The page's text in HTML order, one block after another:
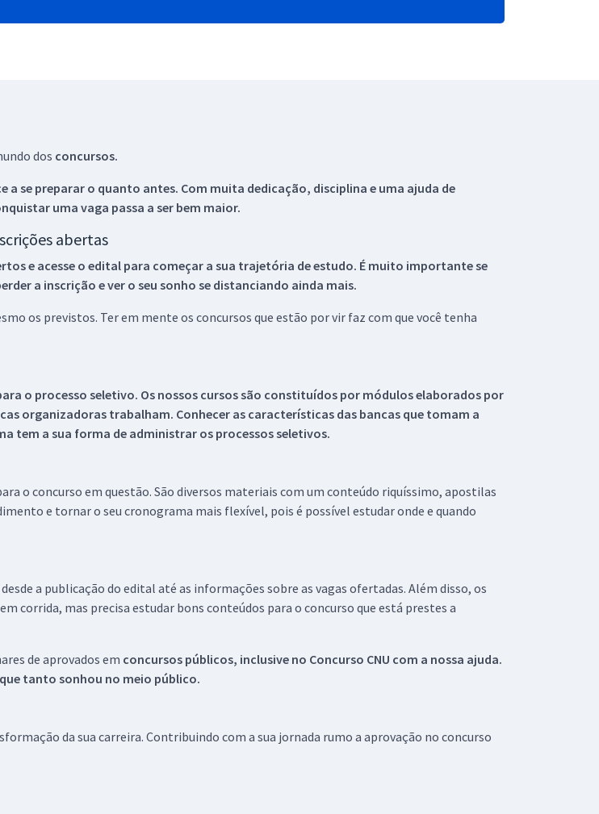
dos concursos.
a se preparar o quanto antes. Com muita dedicação, disciplina e uma ajuda de
uma vaga passa a ser bem maior.
abertas
e acesse o edital para começar a sua trajetória de estudo. É muito importante se
a inscrição e ver o seu sonho se distanciando ainda mais.
os previstos. Ter em mente os concursos que estão por vir faz com que você tenha
o processo seletivo. Os nossos cursos são constituídos por módulos elaborados por
organizadoras trabalham. Conhecer as características das bancas que tomam a
tem a sua forma de administrar os processos seletivos.
o concurso em questão. São diversos materiais com um conteúdo riquíssimo, apostilas
e tornar o seu cronograma mais flexível, pois é possível estudar onde e quando
a publicação do edital até as informações sobre as vagas ofertadas. Além disso, os
corrida, mas precisa estudar bons conteúdos para o concurso que está prestes a
de aprovados em concursos públicos, inclusive no Concurso CNU com a nossa ajuda.
tanto sonhou no meio público.
da sua carreira. Contribuindo com a sua jornada rumo a aprovação no concurso